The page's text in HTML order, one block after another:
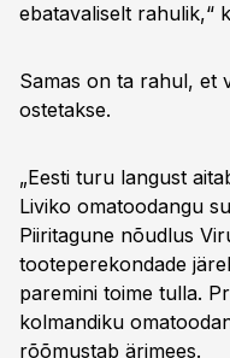
ebatavaliselt rahulik,“
Samas on ta rahul, et
ostetakse.
„Eesti turu langust
Liviko omatoodangu
Piiritagune nõudlus
tooteperekondade
paremini toime tulla.
kolmandiku
rõõmustab ärimees.